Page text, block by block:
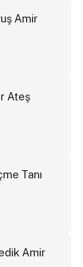
Amir
Ateş
Tanı
Amir